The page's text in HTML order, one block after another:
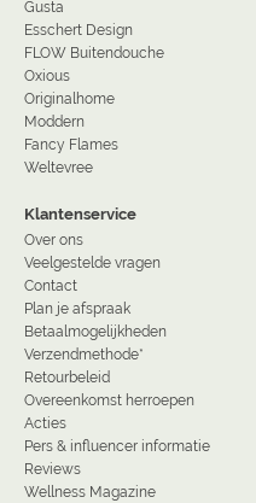
Gusta
Esschert Design
FLOW Buitendouche
Oxious
Originalhome
Moddern
Fancy Flames
Weltevree
Klantenservice
Over ons
Veelgestelde vragen
Contact
Plan je afspraak
Betaalmogelijkheden
Verzendmethode*
Retourbeleid
Overeenkomst herroepen
Acties
Pers & influencer informatie
Reviews
Wellness Magazine